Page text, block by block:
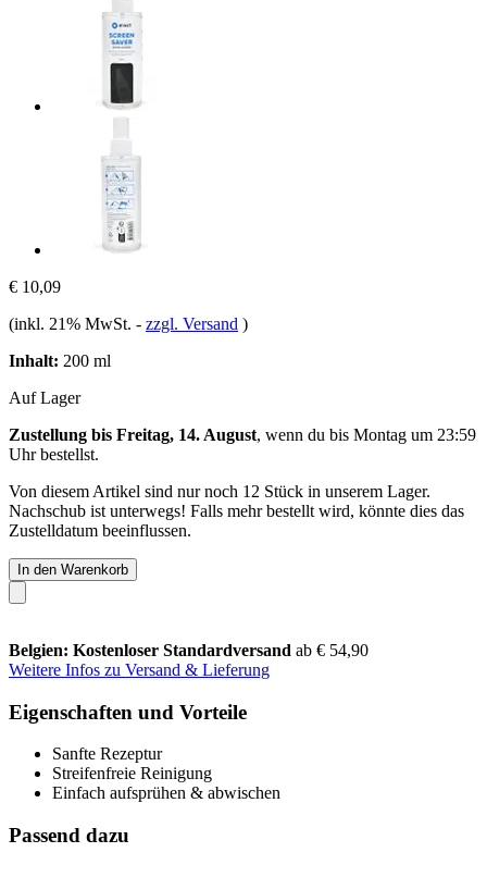
€ 10,09
(inkl. 21% MwSt. - zzgl. Versand )
Inhalt: 200 ml
Auf Lager
Zustellung bis Freitag, 14. August, wenn du bis Montag um 23:59
Uhrbestellst.
Von diesem Artikel sind nur noch 12 Stück in unserem Lager.
Nachschub ist unterwegs! Falls mehr bestellt wird, könnte dies das
Zustelldatum beeinflussen.
In den Warenkorb
Belgien: Kostenloser Standardversand ab € 54,90
Weitere Infos zu Versand & Lieferung
Eigenschaften und Vorteile
Sanfte Rezeptur
Streifenfreie Reinigung
Einfach aufsprühen & abwischen
Passend dazu